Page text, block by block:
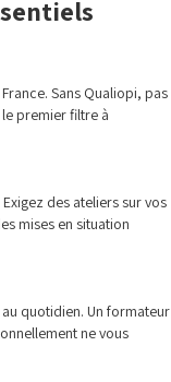
Sans Qualiopi, pas
le premier filtre à
des ateliers sur vos
mises en situation
quotidien. Un formateur
ne vous